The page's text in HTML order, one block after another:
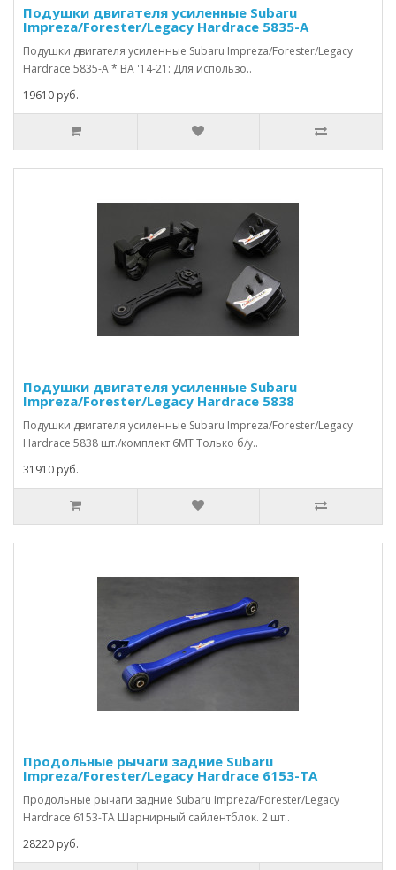
Подушки двигателя усиленные Subaru
Impreza/Forester/Legacy Hardrace 5835-A
Подушки двигателя усиленные Subaru Impreza/Forester/Legacy
Hardrace 5835-A * ВА '14-21: Для использо..
19610 руб.
Подушки двигателя усиленные Subaru
Impreza/Forester/Legacy Hardrace 5838
Подушки двигателя усиленные Subaru Impreza/Forester/Legacy
Hardrace 5838 шт./комплект 6MT Только б/у..
31910 руб.
Продольные рычаги задние Subaru
Impreza/Forester/Legacy Hardrace 6153-TA
Продольные рычаги задние Subaru Impreza/Forester/Legacy
Hardrace 6153-TA Шарнирный сайлентблок. 2 шт..
28220 руб.